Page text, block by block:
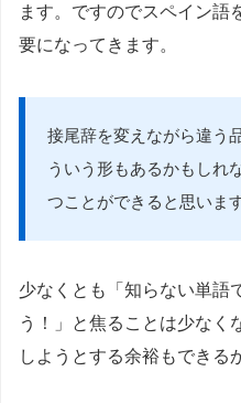
ます。ですのでスペイン語
要になってきます。
接尾辞を変えながら違う
ういう形もあるかもしれ
つことができると思います
少なくとも「知らない単語
う！」と焦ることは少なく
しようとする余裕もできる